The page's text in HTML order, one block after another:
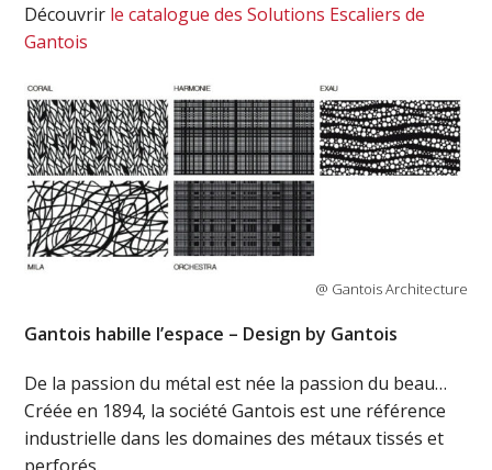
Découvrir le catalogue des Solutions Escaliers de
Gantois
@ Gantois Architecture
Gantois habille l’espace – Design by Gantois
De la passion du métal est née la passion du beau…
Créée en 1894, la société Gantois est une référence
industrielle dans les domaines des métaux tissés et